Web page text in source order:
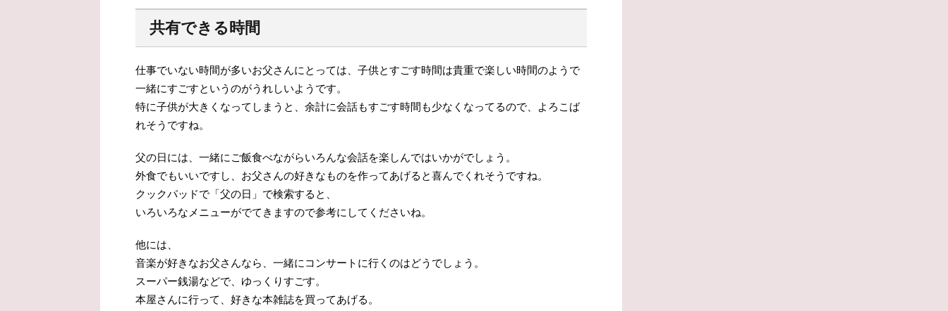
共有できる時間
仕事でいない時間が多いお父さんにとっては、子供とすごす時間は貴重で楽しい時間のようで
一緒にすごすというのがうれしいようです。
特に子供が大きくなってしまうと、余計に会話もすごす時間も少なくなってるので、よろこば
れそうですね。
父の日には、一緒にご飯食べながらいろんな会話を楽しんではいかがでしょう。
外食でもいいですし、お父さんの好きなものを作ってあげると喜んでくれそうですね。
クックパッドで「父の日」で検索すると、
いろいろなメニューがでてきますので参考にしてくださいね。
他には、
音楽が好きなお父さんなら、一緒にコンサートに行くのはどうでしょう。
スーパー銭湯などで、ゆっくりすごす。
本屋さんに行って、好きな本雑誌を買ってあげる。